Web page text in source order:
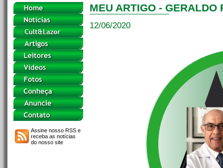
Assine nosso RSS e
receba as notícias
do nosso site
MEU ARTIGO - GERALDO
12/06/2020